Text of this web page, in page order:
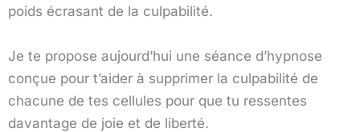
poids écrasant de la culpabilité.
Je te propose aujourd’hui une séance d’hypnose
conçue pour t’aider à supprimer la culpabilité de
chacune de tes cellules pour que tu ressentes
davantage de joie et de liberté.